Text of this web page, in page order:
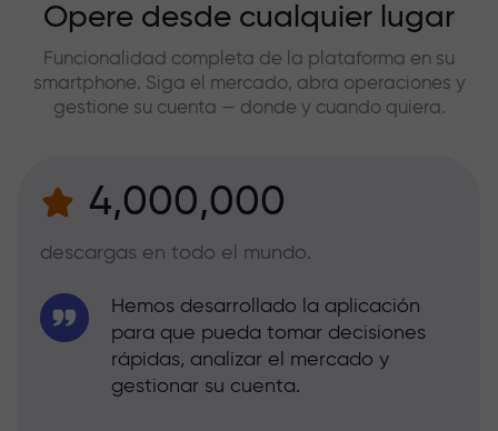
Opere desde cualquier lugar
Funcionalidad completa de la plataforma en su
smartphone. Siga el mercado, abra operaciones y
gestione su cuenta — donde y cuando quiera.
4,000,000
descargas en todo el mundo.
Hemos desarrollado la aplicación
para que pueda tomar decisiones
rápidas, analizar el mercado y
gestionar su cuenta.